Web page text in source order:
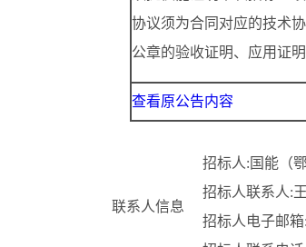
协议须为合同对应的技术
公章的验收证明、应用证
查看原公告内容
联系人信息
招标人:国能（
招标人联系人:
招标人电子邮箱